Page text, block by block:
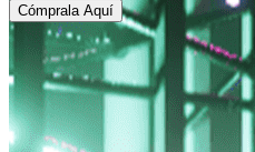
Cómprala Aquí